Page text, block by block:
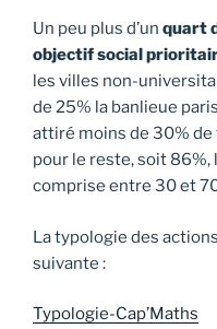
Un peu plus d’un quart
objectif social
les villes non-
de 25% la banlieue
attiré moins de 30% de
pour le reste, soit
comprise entre 30 et
La typologie des
suivante :
Typologie-Cap’Maths